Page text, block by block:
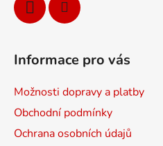
Informace pro vás
Možnosti dopravy a platby
Obchodní podmínky
Ochrana osobních údajů